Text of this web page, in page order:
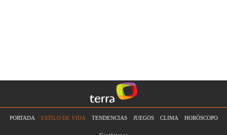
PORTADA ESTILO DE VIDA TENDENCIAS JUEGOS CLIMA HORÓSCOPO